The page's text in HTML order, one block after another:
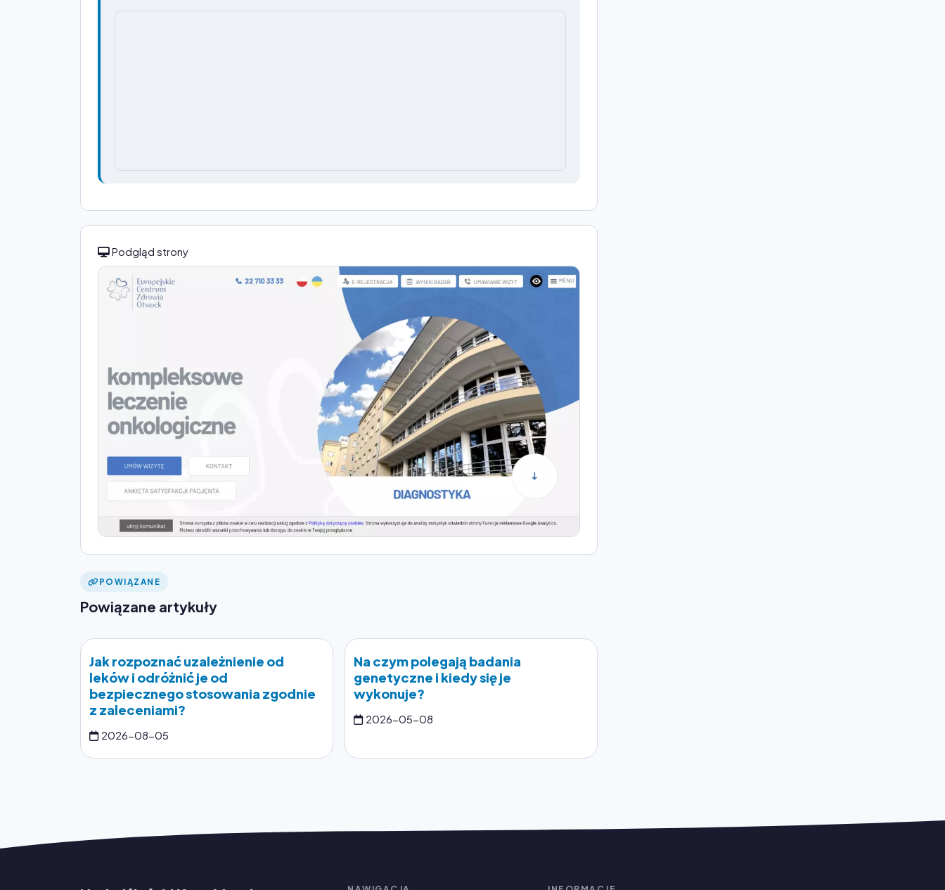
Podgląd strony
POWIĄZANE
Powiązane artykuły
Jak rozpoznać uzależnienie od
leków i odróżnić je od
bezpiecznego stosowania zgodnie
z zaleceniami?
2026-08-05
Na czym polegają badania
genetyczne i kiedy się je
wykonuje?
2026-05-08